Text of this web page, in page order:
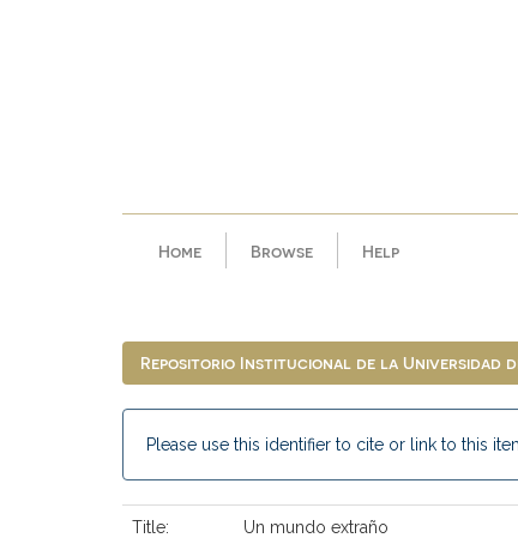
Home Browse Help
Repositorio Institucional de la Universidad
Please use this identifier to cite or link to this
Title: Un mundo extraño